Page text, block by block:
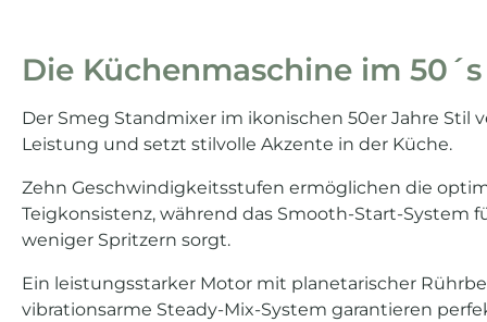
Die Küchenmaschine im 50´s
Der Smeg Standmixer im ikonischen 50er Jahre Stil
Leistung und setzt stilvolle Akzente in der Küche.
Zehn Geschwindigkeitsstufen ermöglichen die
Teigkonsistenz, während das Smooth-Start-System
weniger Spritzern sorgt.
Ein leistungsstarker Motor mit planetarischer
vibrationsarme Steady-Mix-System garantieren